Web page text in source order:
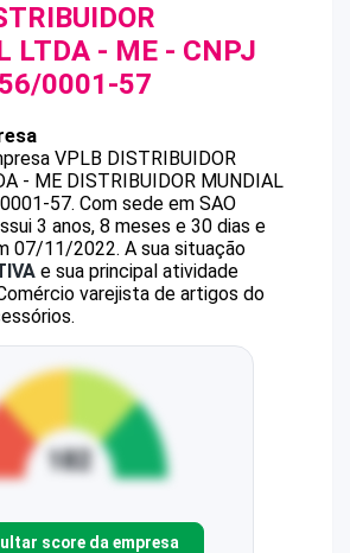
LTDA - ME - CNPJ
0001-57
VPLB DISTRIBUIDOR
- ME DISTRIBUIDOR MUNDIAL
57. Com sede em SAO
3 anos, 8 meses e 30 dias e
07/11/2022. A sua situação
e sua principal atividade
varejista de artigos do
score da empresa